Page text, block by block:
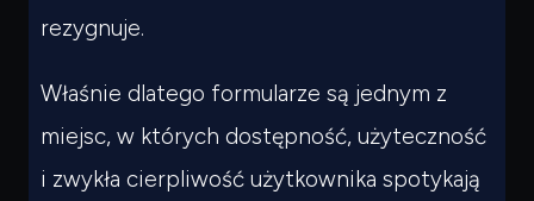
rezygnuje.
Właśnie dlatego formularze są jednym z
miejsc, w których dostępność, użyteczność
i zwykła cierpliwość użytkownika spotykają